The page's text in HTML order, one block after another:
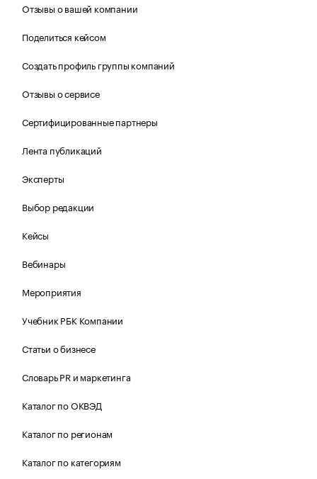
Отзывы о вашей компании
Поделиться кейсом
Создать профиль группы компаний
Отзывы о сервисе
Сертифицированные партнеры
Лента публикаций
Эксперты
Выбор редакции
Кейсы
Вебинары
Мероприятия
Учебник РБК Компании
Статьи о бизнесе
Словарь PR и маркетинга
Каталог по ОКВЭД
Каталог по регионам
Каталог по категориям